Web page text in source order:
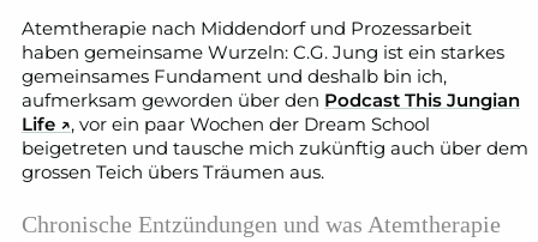
Atemtherapie nach Middendorf und Prozessarbeit
haben gemeinsame Wurzeln: C.G. Jung ist ein starkes
gemeinsames Fundament und deshalb bin ich,
aufmerksam geworden über den Podcast This Jungian
Life ↗, vor ein paar Wochen der Dream School
beigetreten und tausche mich zukünftig auch über dem
grossen Teich übers Träumen aus.
Chronische Entzündungen und was Atemtherapie